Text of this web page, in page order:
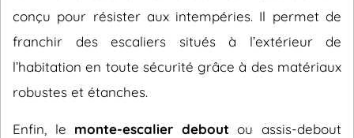
conçu pour résister aux intempéries. Il permet de
franchir des escaliers situés à l’extérieur de
l’habitation en toute sécurité grâce à des matériaux
robustes et étanches.
Enfin, le monte-escalier debout ou assis-debout